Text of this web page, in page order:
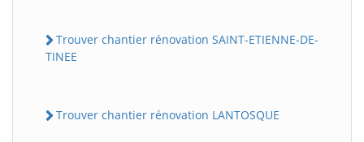
Trouver chantier rénovation SAINT-ETIENNE-DE-
TINEE
Trouver chantier rénovation LANTOSQUE